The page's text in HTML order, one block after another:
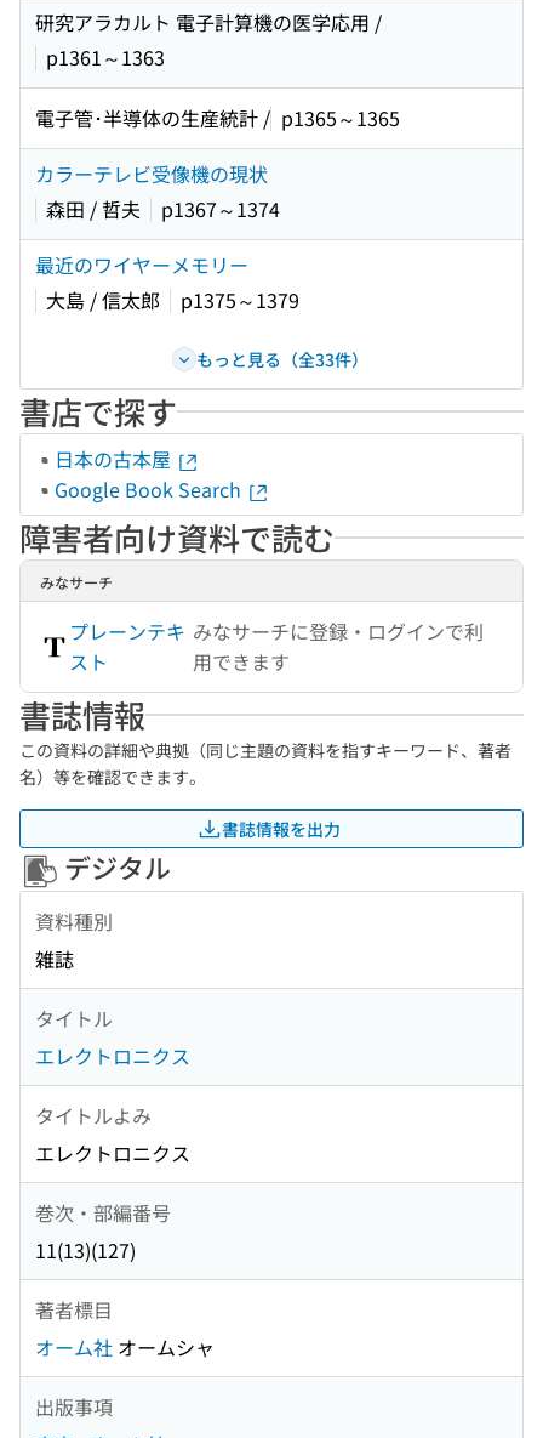
研究アラカルト 電子計算機の医学応用 /
p1361～1363
電子管･半導体の生産統計 / p1365～1365
カラーテレビ受像機の現状
森田 / 哲夫
p1367～1374
最近のワイヤーメモリー
大島 / 信太郎
p1375～1379
もっと見る（全33件）
書店で探す
日本の古本屋
Google Book Search
障害者向け資料で読む
みなサーチ
プレーンテキ
スト
みなサーチに登録・ログインで利
用できます
書誌情報
この資料の詳細や典拠（同じ主題の資料を指すキーワード、著者
名）等を確認できます。
書誌情報を出力
デジタル
資料種別
雑誌
タイトル
エレクトロニクス
タイトルよみ
エレクトロニクス
巻次・部編番号
11(13)(127)
著者標目
オーム社 オームシャ
出版事項